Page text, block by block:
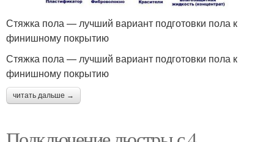
Стяжка пола — лучший вариант подготовки пола к
финишному покрытию
Стяжка пола — лучший вариант подготовки пола к
финишному покрытию
читать дальше →